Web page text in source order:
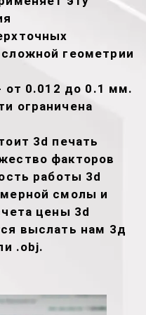
геометрии
от 0.012 до 0.1 мм.
ограничена
3d печать
факторов
работы 3d
смолы и
цены 3d
выслать нам 3д
.obj.